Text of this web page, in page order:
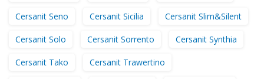
Cersanit Seno Cersanit Sicilia Cersanit Slim&Silent
Cersanit Solo Cersanit Sorrento Cersanit Synthia
Cersanit Tako Cersanit Trawertino